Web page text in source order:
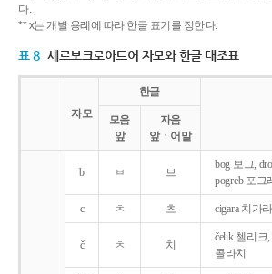
다.
** x는 개별 용례에 따라 한글 표기를 정한다.
표 8 세르보크로아트어 자모와 한글 대조표
자모
한글
모음
앞
자음
앞ㆍ어말
b ㅂ 브
bog 보그,
pogreb 포그
c ㅊ 츠 cigara 치가
č ㅊ 치
čelik 첼리크,
콜라치